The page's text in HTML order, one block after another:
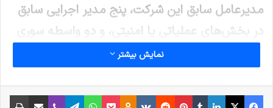
مدیرعامل سابق این شرکت، پنج مدیر اجرایی سابق
در بخش‌های عملیاتی یا امنیتی، و دو واسطه سوری
که یکی از آنها تحت تعقیب بین‌المللی است، در
نمایش بیشتر
فیس بوک X لینکدین
‫تامبلر‫پین‌ترست
‫رددیت‫VKontakte
‫Odnoklassniki
پاکتواتس آپ تلگراموایبر اشتراک گذاری از طریق ایمیل